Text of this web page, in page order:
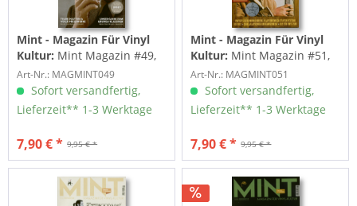
Mint - Magazin Für Vinyl
Kultur: Mint Magazin #49,
01/22
Art-Nr.: MAGMINT049
Sofort versandfertig,
Lieferzeit** 1-3 Werktage
9,95 € *
7,90 € *
Mint - Magazin Für Vinyl
Kultur: Mint Magazin #51,
04/22
Art-Nr.: MAGMINT051
Sofort versandfertig,
Lieferzeit** 1-3 Werktage
9,95 € *
7,90 € *